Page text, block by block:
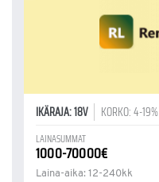
IKÄRAJA: 18V KORKO: 4-19%
LAINASUMMAT
1000-70000€
Laina-aika: 12-240kk